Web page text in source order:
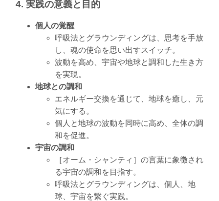
4. 実践の意義と目的
個人の覚醒
呼吸法とグラウンディングは、思考を手放
し、魂の使命を思い出すスイッチ。
波動を高め、宇宙や地球と調和した生き方
を実現。
地球との調和
エネルギー交換を通じて、地球を癒し、元
気にする。
個人と地球の波動を同時に高め、全体の調
和を促進。
宇宙の調和
［オーム・シャンティ］の言葉に象徴され
る宇宙の調和を目指す。
呼吸法とグラウンディングは、個人、地
球、宇宙を繋ぐ実践。